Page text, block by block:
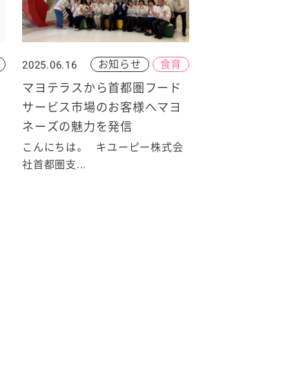
お知らせ 食育
2025.06.16
マヨテラスから首都圏フード
サービス市場のお客様へマヨ
ネーズの魅力を発信
こんにちは。 キユーピー株式会
社首都圏支...